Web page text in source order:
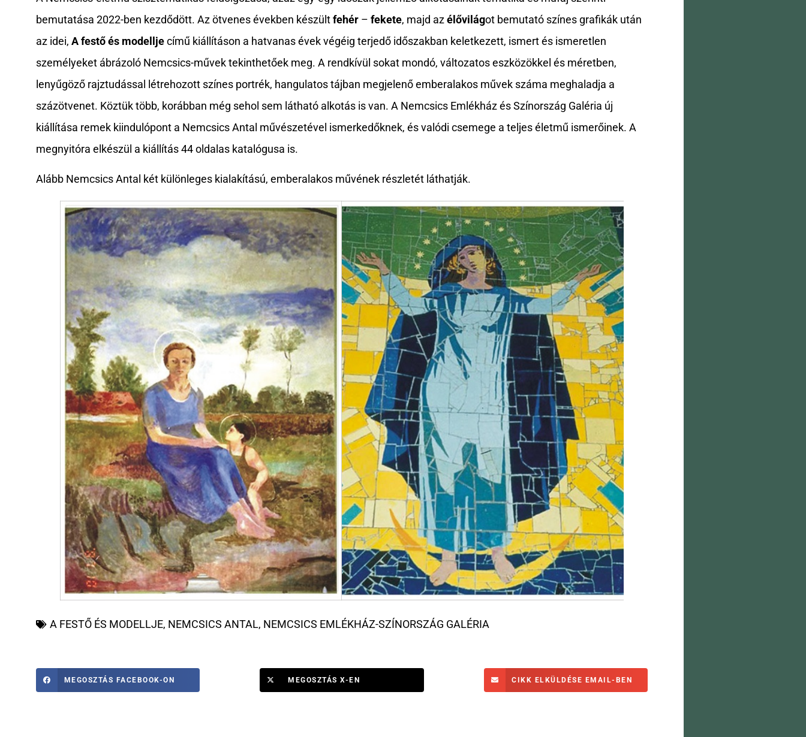
bemutatása 2022-ben kezdődött. Az ötvenes években készült fehér – fekete, majd az élővilágot bemutató színes grafikák után
az idei, A festő és modellje című kiállításon a hatvanas évek végéig terjedő időszakban keletkezett, ismert és ismeretlen
személyeket ábrázoló Nemcsics-művek tekinthetőek meg. A rendkívül sokat mondó, változatos eszközökkel és méretben,
lenyűgöző rajztudással létrehozott színes portrék, hangulatos tájban megjelenő emberalakos művek száma meghaladja a
százötvenet. Köztük több, korábban még sehol sem látható alkotás is van. A Nemcsics Emlékház és Színország Galéria új
kiállítása remek kiindulópont a Nemcsics Antal művészetével ismerkedőknek, és valódi csemege a teljes életmű ismerőinek. A
megnyitóra elkészül a kiállítás 44 oldalas katalógusa is.
Alább Nemcsics Antal két különleges kialakítású, emberalakos művének részletét láthatják.
A FESTŐ ÉS MODELLJE, NEMCSICS ANTAL, NEMCSICS EMLÉKHÁZ-SZÍNORSZÁG GALÉRIA
MEGOSZTÁS FACEBOOK-ON MEGOSZTÁS X-EN CIKK ELKÜLDÉSE EMAIL-BEN